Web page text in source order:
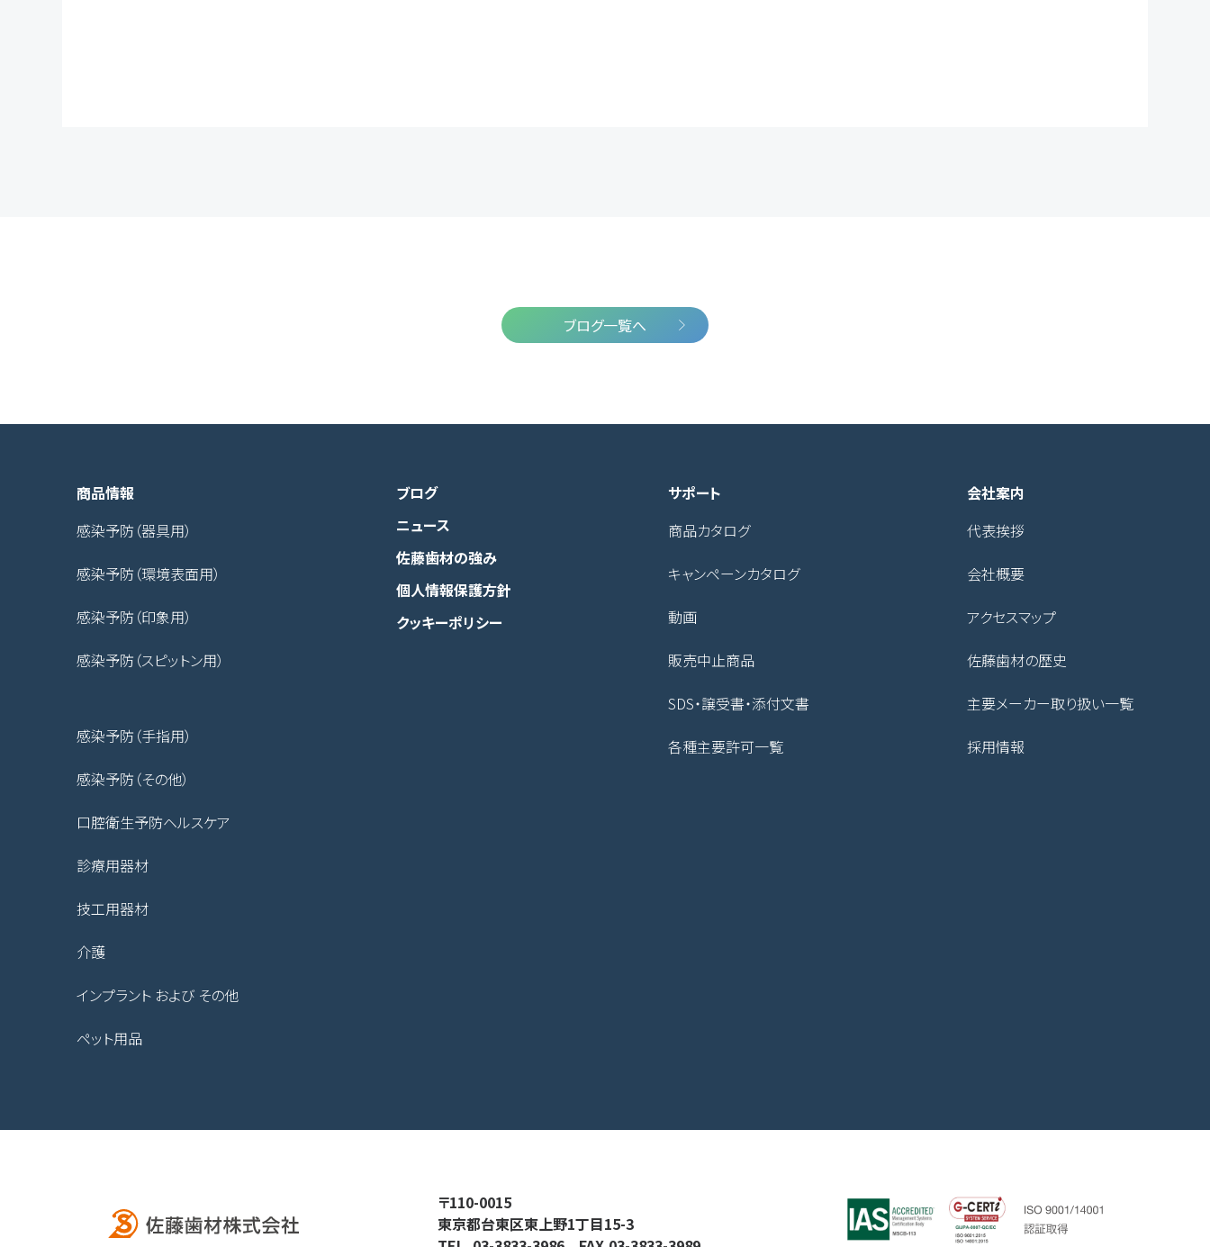
ブログ一覧へ
商品情報
感染予防（器具用）
感染予防（環境表面用）
感染予防（印象用）
感染予防（スピットン用）
感染予防（手指用）
感染予防（その他）
口腔衛生予防ヘルスケア
診療用器材
技工用器材
介護
インプラント および その他
ペット用品
ブログ
ニュース
佐藤歯材の強み
個人情報保護方針
クッキーポリシー
サポート
商品カタログ
キャンペーンカタログ
動画
販売中止商品
SDS・譲受書・添付文書
各種主要許可一覧
会社案内
代表挨拶
会社概要
アクセスマップ
佐藤歯材の歴史
主要メーカー取り扱い一覧
採用情報
〒110-0015
東京都台東区東上野1丁目15-3